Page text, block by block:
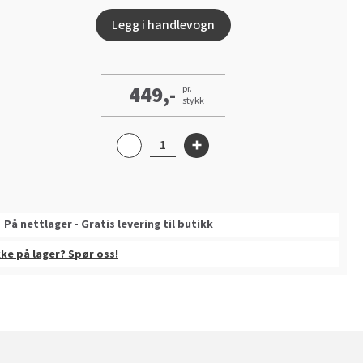
Legg i handlevogn
449,- pr.
stykk
På nettlager - Gratis levering til butikk
på lager? Spør oss!